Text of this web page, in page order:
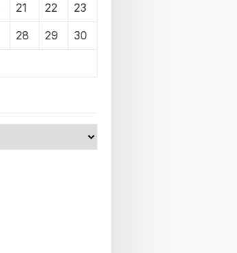
21 22
23
28 29
30